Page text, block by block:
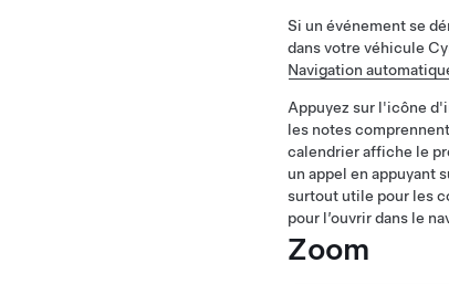
Si un événement se
dans votre véhicule
Navigation
Appuyez sur l'icône
les notes
calendrier affiche le
un appel en appuyant
surtout utile pour les
pour l’ouvrir dans le
Zoom